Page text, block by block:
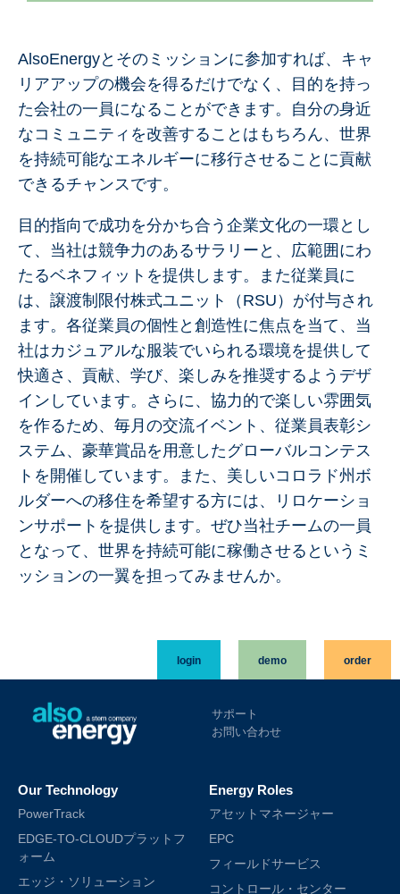
AlsoEnergyとそのミッションに参加すれば、キャ
リアアップの機会を得るだけでなく、目的を持っ
た会社の一員になることができます。自分の身近
なコミュニティを改善することはもちろん、世界
を持続可能なエネルギーに移行させることに貢献
できるチャンスです。
目的指向で成功を分かち合う企業文化の一環とし
て、当社は競争力のあるサラリーと、広範囲にわ
たるベネフィットを提供します。また従業員に
は、譲渡制限付株式ユニット（RSU）が付与され
ます。各従業員の個性と創造性に焦点を当て、当
社はカジュアルな服装でいられる環境を提供して
快適さ、貢献、学び、楽しみを推奨するようデザ
インしています。さらに、協力的で楽しい雰囲気
を作るため、毎月の交流イベント、従業員表彰シ
ステム、豪華賞品を用意したグローバルコンテス
トを開催しています。また、美しいコロラド州ボ
ルダーへの移住を希望する方には、リロケーショ
ンサポートを提供します。ぜひ当社チームの一員
となって、世界を持続可能に稼働させるというミ
ッションの一翼を担ってみませんか。
login demo order
サポート
お問い合わせ
Our Technology
PowerTrack
EDGE-TO-CLOUDプラットフ
ォーム
エッジ・ソリューション
Energy Roles
アセットマネージャー
EPC
フィールドサービス
コントロール・センター